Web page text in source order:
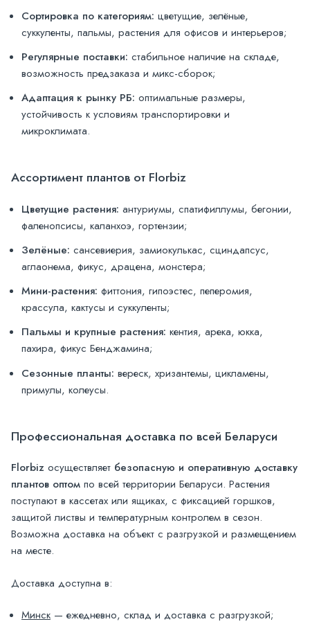
Сортировка по категориям: цветущие, зелёные,
суккуленты, пальмы, растения для офисов и интерьеров;
Регулярные поставки: стабильное наличие на складе,
возможность предзаказа и микс-сборок;
Адаптация к рынку РБ: оптимальные размеры,
устойчивость к условиям транспортировки и
микроклимата.
Ассортимент плантов от Florbiz
Цветущие растения: антуриумы, спатифиллумы, бегонии,
фаленопсисы, каланхоэ, гортензии;
Зелёные: сансевиерия, замиокулькас, сциндапсус,
аглаонема, фикус, драцена, монстера;
Мини-растения: фиттония, гипоэстес, пеперомия,
крассула, кактусы и суккуленты;
Пальмы и крупные растения: кентия, арека, юкка,
пахира, фикус Бенджамина;
Сезонные планты: вереск, хризантемы, цикламены,
примулы, колеусы.
Профессиональная доставка по всей Беларуси
Florbiz осуществляет безопасную и оперативную доставку
плантов оптом по всей территории Беларуси. Растения
поступают в кассетах или ящиках, с фиксацией горшков,
защитой листвы и температурным контролем в сезон.
Возможна доставка на объект с разгрузкой и размещением
на месте.
Доставка доступна в:
Минск — ежедневно, склад и доставка с разгрузкой;